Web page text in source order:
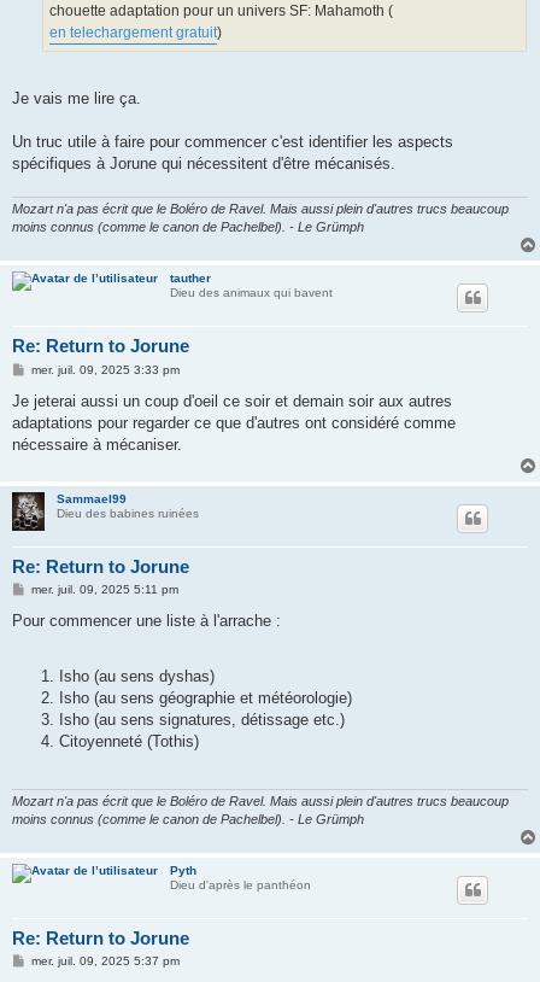
chouette adaptation pour un univers SF: Mahamoth (
en telechargement gratuit)
Je vais me lire ça.
Un truc utile à faire pour commencer c'est identifier les aspects
spécifiques à Jorune qui nécessitent d'être mécanisés.
Mozart n'a pas écrit que le Boléro de Ravel. Mais aussi plein d'autres trucs beaucoup
moins connus (comme le canon de Pachelbel). - Le Grümph
tauther
Dieu des animaux qui bavent
Re: Return to Jorune
M
s
a
g
mer. juil. 09, 2025 3:33 pm
Je jeterai aussi un coup d'oeil ce soir et demain soir aux autres
adaptations pour regarder ce que d'autres ont considéré comme
nécessaire à mécaniser.
Sammael99
Dieu des babines ruinées
Re: Return to Jorune
M
s
mer. juil. 09, 2025 5:11 pm
Pour commencer une liste à l'arrache :
Isho (au sens dyshas)
Isho (au sens géographie et météorologie)
Isho (au sens signatures, détissage etc.)
Citoyenneté (Tothis)
Mozart n'a pas écrit que le Boléro de Ravel. Mais aussi plein d'autres trucs beaucoup
moins connus (comme le canon de Pachelbel). - Le Grümph
Pyth
Dieu d'après le panthéon
Re: Return to Jorune
Mmer. juil. 09, 2025 5:37 pm